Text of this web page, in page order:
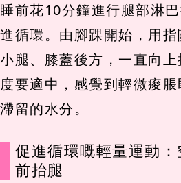
睡前花10分鐘進行腿部淋
進循環。由腳踝開始，用
小腿、膝蓋後方，一直向
度要適中，感覺到輕微痠
滯留的水分。
促進循環嘅輕量運動
前抬腿